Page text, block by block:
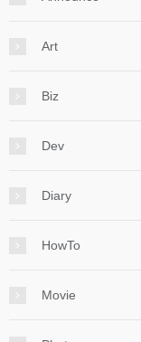
Art
Biz
Dev
Diary
HowTo
Movie